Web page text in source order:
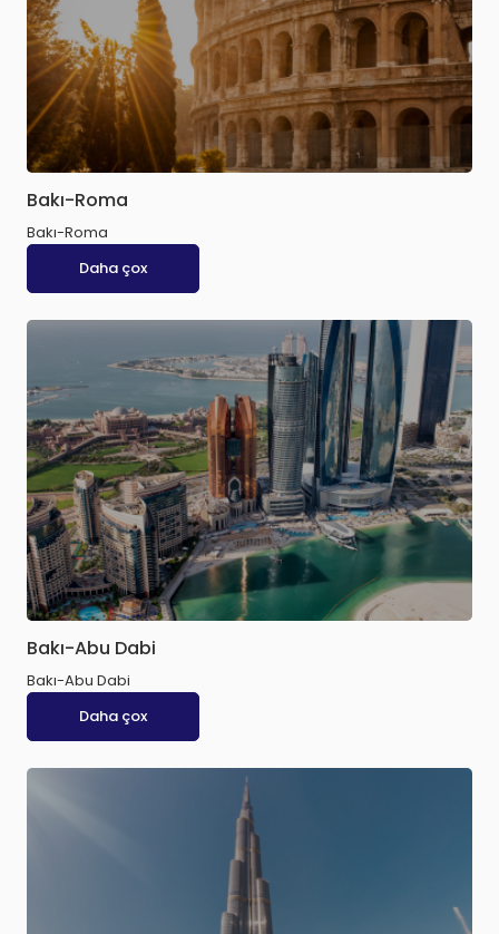
Bakı-Roma
Bakı-Roma
Daha çox
Bakı-Abu Dabi
Bakı-Abu Dabi
Daha çox